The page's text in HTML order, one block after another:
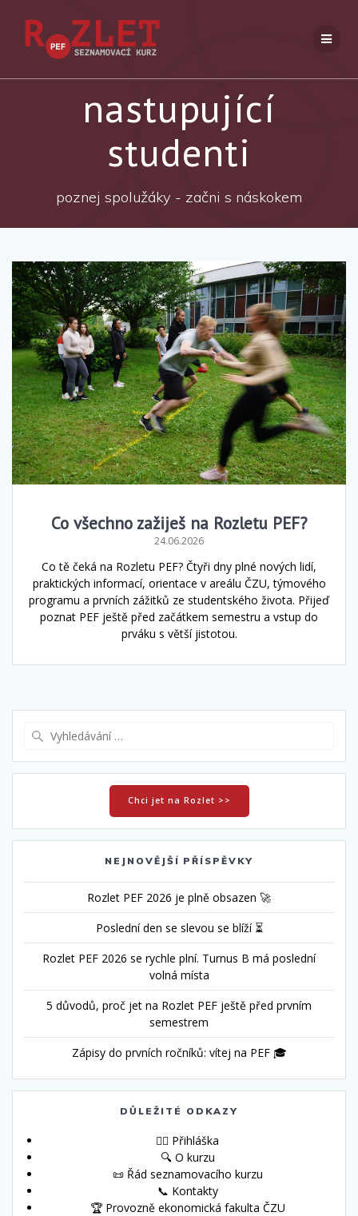
nastupující
studenti
poznej spolužáky - začni s náskokem
Co všechno zažiješ na Rozletu PEF?
24.06.2026
Co tě čeká na Rozletu PEF? Čtyři dny plné nových lidí,
praktických informací, orientace v areálu ČZU, týmového
programu a prvních zážitků ze studentského života. Přijeď
poznat PEF ještě před začátkem semestru a vstup do
prváku s větší jistotou.
Chci jet na Rozlet >>
NEJNOVĚJŠÍ PŘÍSPĚVKY
Rozlet PEF 2026 je plně obsazen 🚀
Poslední den se slevou se blíží ⏳
Rozlet PEF 2026 se rychle plní. Turnus B má poslední
volná místa
5 důvodů, proč jet na Rozlet PEF ještě před prvním
semestrem
Zápisy do prvních ročníků: vítej na PEF 🎓
DŮLEŽITÉ ODKAZY
🙋‍♀️ Přihláška
🔍 O kurzu
📜 Řád seznamovacího kurzu
📞 Kontakty
🏆 Provozně ekonomická fakulta ČZU